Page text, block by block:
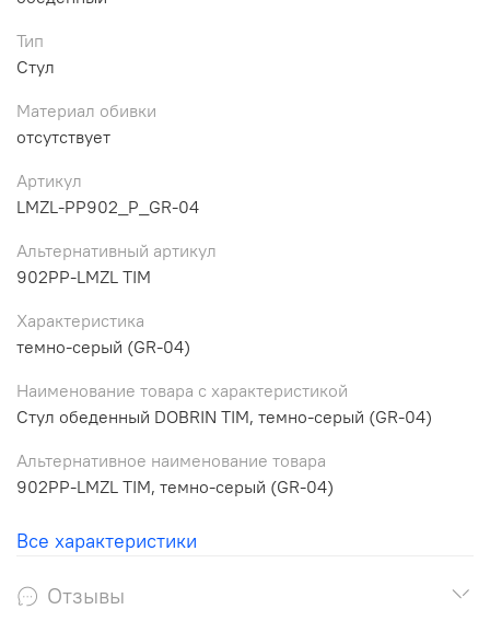
Тип
Стул
Материал обивки
отсутствует
Артикул
LMZL-PP902_P_GR-04
Альтернативный артикул
902PP-LMZL TIM
Характеристика
темно-серый (GR-04)
Наименование товара с характеристикой
Стул обеденный DOBRIN TIM, темно-серый (GR-04)
Альтернативное наименование товара
902PP-LMZL TIM, темно-серый (GR-04)
Все характеристики
Отзывы